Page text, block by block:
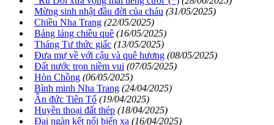
Mừng sinh nhật đầu đời của cháu (31/05/2025)
Chiều Nha Trang (22/05/2025)
Bảng lảng chiều quê (16/05/2025)
Tháng Tư thức giấc (13/05/2025)
Đưa mự về với cậu và quê hương (08/05/2025)
Đất nước trọn niềm vui (07/05/2025)
Hòn Chồng (06/05/2025)
Bình minh Nha Trang (24/04/2025)
Ân đức Tiên Tổ (19/04/2025)
Huyền thoại đất thép (18/04/2025)
Đại ngàn kết nối biển xa (16/04/2025)